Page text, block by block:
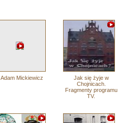
Adam Mickiewicz
Jak się żyje w
Chojnicach.
Fragmenty programu
TV.